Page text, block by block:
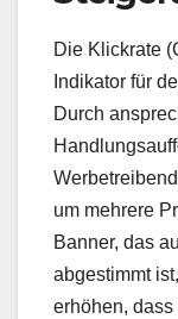
Die Klickrate
Indikator für
Durch
um mehrere
Banner, das
abgestimmt
erhöhen,